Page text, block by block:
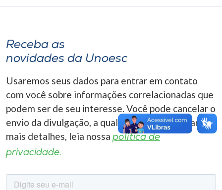
A+
Receba as
novidades da Unoesc
Usaremos seus dados para entrar em contato
com você sobre informações correlacionadas que
podem ser de seu interesse. Você pode cancelar o
envio da divulgação, a qualquer momento. Para
mais detalhes, leia nossa política de
privacidade.